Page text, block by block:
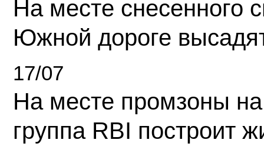
На месте снесенного
Южной дороге
17/07
На месте промзоны
группа RBI построит